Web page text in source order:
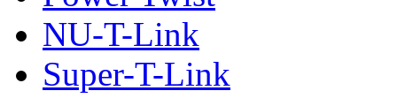
NU-T-Link
Super-T-Link